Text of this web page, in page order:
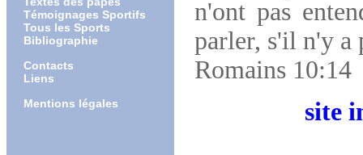
Témoignages Sportifs
Tous les Sports
Bibliographie
Contacts
Liens
Mentions légales
n'ont pas
parler, s'il n'y a
Romains 10:14
site